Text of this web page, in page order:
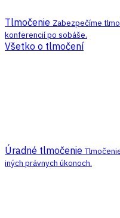
Tlmočenie Zabezpečíme
konferencií po sobáše.
Všetko o tlmočení
Úradné tlmočenie
iných právnych úkonoch.